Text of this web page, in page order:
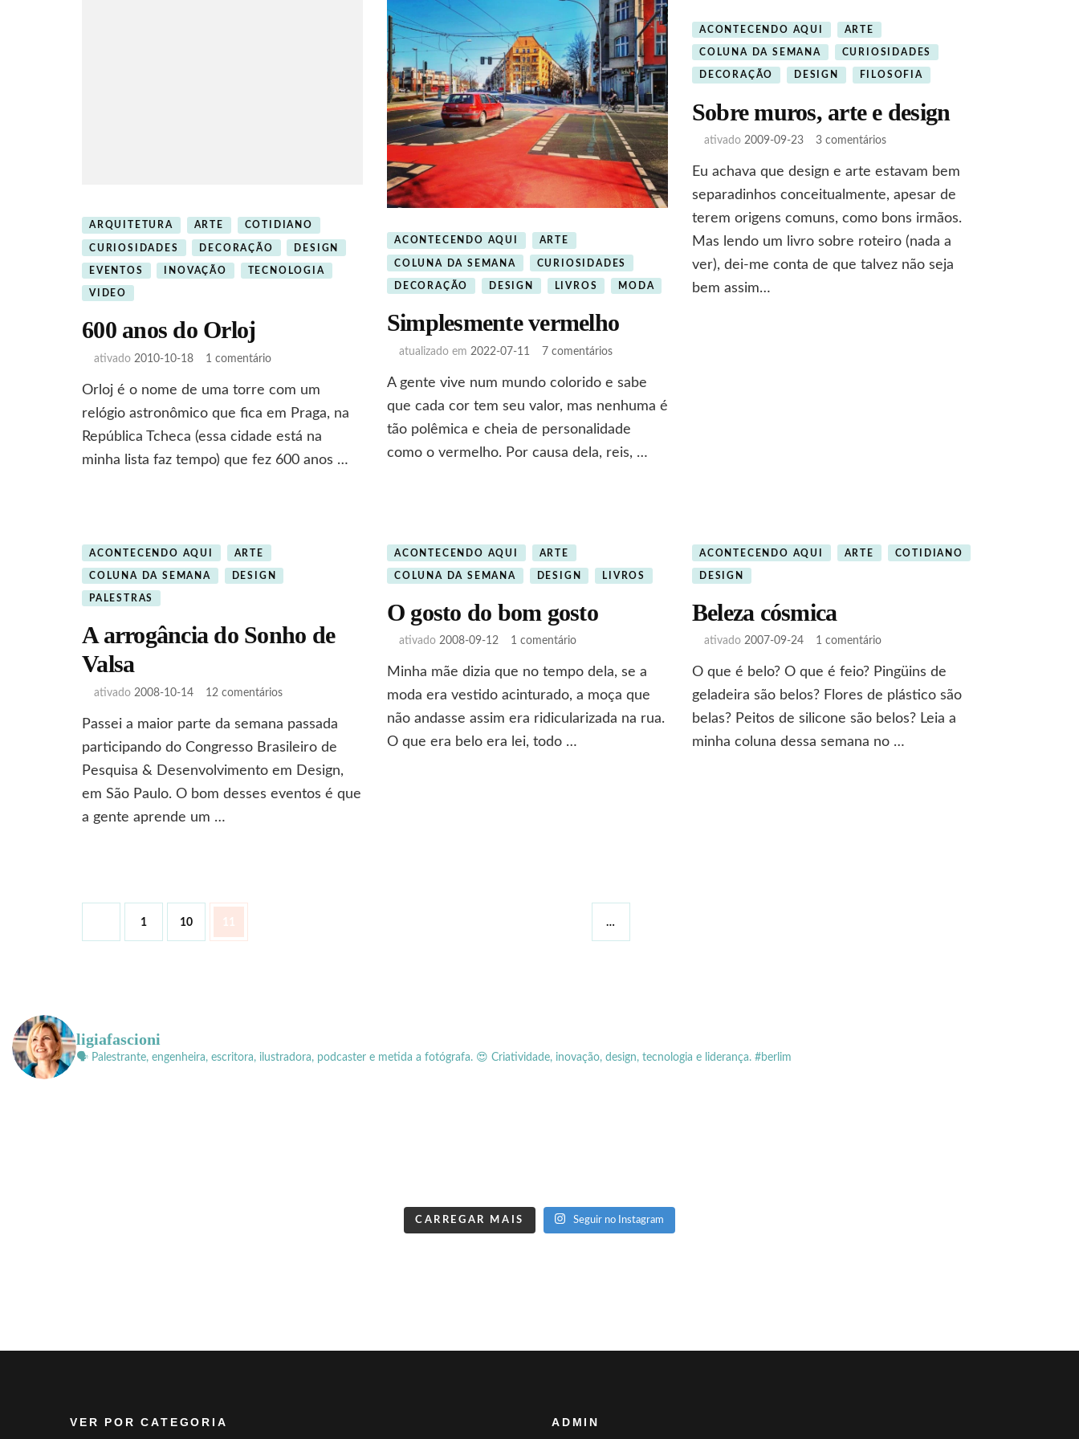
ARQUITETURA ARTE COTIDIANO
CURIOSIDADES DECORAÇÃO DESIGN
EVENTOS INOVAÇÃO TECNOLOGIA
VIDEO
600 anos do Orloj
ativado 2010-10-18 1 comentárioem
anos
do
Orloj é o nome de uma torre com um
relógio astronômico que fica em Praga, na
República Tcheca (essa cidade está na
minha lista faz tempo) que fez 600 anos …
ACONTECENDO AQUI ARTE
COLUNA DA SEMANA CURIOSIDADES
DECORAÇÃO DESIGN LIVROS MODA
Simplesmente vermelho
atualizado em 2022-07-11 7 comentáriosem
vermelho
A gente vive num mundo colorido e sabe
que cada cor tem seu valor, mas nenhuma é
tão polêmica e cheia de personalidade
como o vermelho. Por causa dela, reis, …
ACONTECENDO AQUI ARTE
COLUNA DA SEMANA CURIOSIDADES
DECORAÇÃO DESIGN FILOSOFIA
Sobre muros, arte e design
ativado 2009-09-23 3 comentáriosem
muros,
arte
design
Eu achava que design e arte estavam bem
separadinhos conceitualmente, apesar de
terem origens comuns, como bons irmãos.
Mas lendo um livro sobre roteiro (nada a
ver), dei-me conta de que talvez não seja
bem assim…
ACONTECENDO AQUI ARTE
COLUNA DA SEMANA DESIGN
PALESTRAS
A arrogância do Sonho de
Valsa
ativado 2008-10-14 12 comentáriosem
arrogância
do
de
Valsa
Passei a maior parte da semana passada
participando do Congresso Brasileiro de
Pesquisa & Desenvolvimento em Design,
em São Paulo. O bom desses eventos é que
a gente aprende um …
ACONTECENDO AQUI ARTE
COLUNA DA SEMANA DESIGN LIVROS
O gosto do bom gosto
ativado 2008-09-12 1 comentárioem
gosto
do
gosto
Minha mãe dizia que no tempo dela, se a
moda era vestido acinturado, a moça que
não andasse assim era ridicularizada na rua.
O que era belo era lei, todo …
ACONTECENDO AQUI ARTE COTIDIANO
DESIGN
Beleza cósmica
ativado 2007-09-24 1 comentárioem
cósmica
O que é belo? O que é feio? Pingüins de
geladeira são belos? Flores de plástico são
belas? Peitos de silicone são belos? Leia a
minha coluna dessa semana no …
Paginação
de
Página
1 …
Página
10 Página
11
ligiafascioni
🗣 Palestrante, engenheira, escritora, ilustradora, podcaster e metida a fotógrafa. 😍 Criatividade, inovação, design, tecnologia e liderança. #berlim
CARREGAR MAIS Seguir no Instagram
VER POR CATEGORIA ADMIN